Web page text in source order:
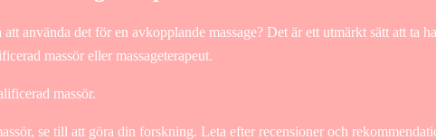
använda det för en avkopplande massage? Det är ett utmärkt sätt att ta
massör eller massageterapeut.
massör.
se till att göra din forskning. Leta efter recensioner och